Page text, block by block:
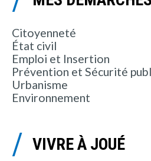
Citoyenneté
État civil
Emploi et Insertion
Prévention et Sécurité
Urbanisme
Environnement
VIVRE À JOUÉ